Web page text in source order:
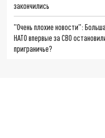
закончились
"Очень плохие новости":
НАТО впервые за СВО
приграничье?